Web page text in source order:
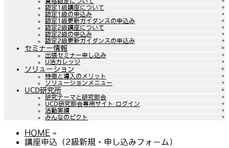
認定1級講座について
認定1級の申込み
認定1級更新ガイダンスの申込み
認定2級講座について
認定2級の申込み
認定2級更新ガイダンスの申込み
セミナー情報
出張セミナー申し込み
U活カレッジ
ソリューション
特徴と導入のメリット
ソリューションメニュー
UCD研究所
研究テーマと研究部会
UCD研究部会専用サイト ログイン
活動実績
みんなのピクト
HOME »
講座申込（2級新規・申し込みフォーム）